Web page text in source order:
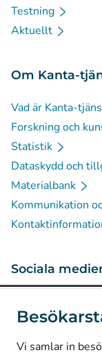
Vi samlar in
Testning
Aktuellt
Om Kanta-
Vad är Kanta-
Forskning och
Statistik
Dataskydd och
Materialbank
Kommunikation
Sociala
LinkedIn(Avautuu
Facebook